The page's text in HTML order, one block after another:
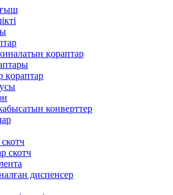
қораптар
қораптар
конверттер
скотч
скотч
диспенсер